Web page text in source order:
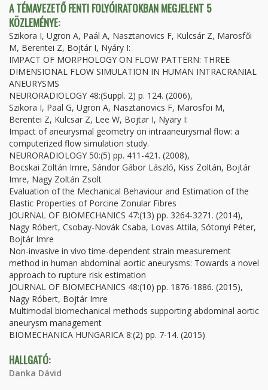
A TÉMAVEZETŐ FENTI FOLYÓIRATOKBAN MEGJELENT 5
KÖZLEMÉNYE:
Szikora I, Ugron A, Paál A, Nasztanovics F, Kulcsár Z, Marosfői
M, Berentei Z, Bojtár I, Nyáry I:
IMPACT OF MORPHOLOGY ON FLOW PATTERN: THREE
DIMENSIONAL FLOW SIMULATION IN HUMAN INTRACRANIAL
ANEURYSMS
NEURORADIOLOGY 48:(Suppl. 2) p. 124. (2006),
Szikora I, Paal G, Ugron A, Nasztanovics F, Marosfoi M,
Berentei Z, Kulcsar Z, Lee W, Bojtar I, Nyary I:
Impact of aneurysmal geometry on intraaneurysmal flow: a
computerized flow simulation study.
NEURORADIOLOGY 50:(5) pp. 411-421. (2008),
Bocskai Zoltán Imre, Sándor Gábor László, Kiss Zoltán, Bojtár
Imre, Nagy Zoltán Zsolt
Evaluation of the Mechanical Behaviour and Estimation of the
Elastic Properties of Porcine Zonular Fibres
JOURNAL OF BIOMECHANICS 47:(13) pp. 3264-3271. (2014),
Nagy Róbert, Csobay-Novák Csaba, Lovas Attila, Sótonyi Péter,
Bojtár Imre
Non-invasive in vivo time-dependent strain measurement
method in human abdominal aortic aneurysms: Towards a novel
approach to rupture risk estimation
JOURNAL OF BIOMECHANICS 48:(10) pp. 1876-1886. (2015),
Nagy Róbert, Bojtár Imre
Multimodal biomechanical methods supporting abdominal aortic
aneurysm management
BIOMECHANICA HUNGARICA 8:(2) pp. 7-14. (2015)
HALLGATÓ:
Danka Dávid